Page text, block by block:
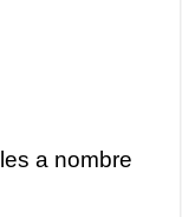
a nombre